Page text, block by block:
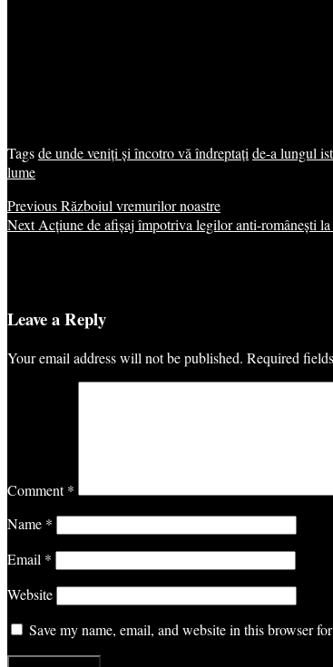
Tagsde unde veniți și încotro vă îndreptațide-a lungul
lume
PreviousRăzboiul vremurilor noastre
NextAcțiune de afișaj împotriva legilor anti-românești
Leave a Reply
Your email address will not be published. Required
Comment*
Name *
Email *
Website
Save my name, email, and website in this browser